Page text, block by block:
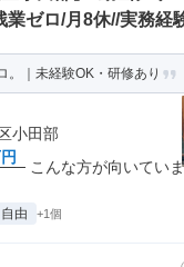
業ゼロ/月8休//実務経
。｜未経験OK・研修あり
小田部
こんな方が向いて
由 +1個